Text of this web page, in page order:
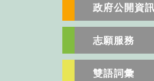
政府公開資訊
志願服務
雙語詞彙